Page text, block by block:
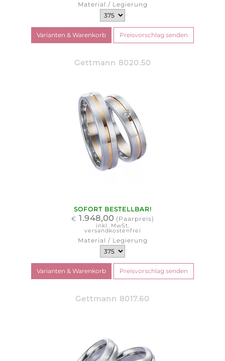
Material / Legierung
Gettmann 8020.50
SOFORT BESTELLBAR!
€ 1.948,00 (Paarpreis)
inkl. MwSt.
versandkostenfrei
Material / Legierung
Gettmann 8017.60